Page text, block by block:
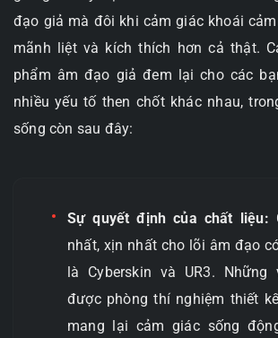
đạo giả mà đôi khi cảm giác khoái
mãnh liệt và kích thích hơn cả thật.
phẩm âm đạo giả đem lại cho các
nhiều yếu tố then chốt khác nhau,
sống còn sau đây:
Sự quyết định của chất liệu:
nhất, xịn nhất cho lõi âm đạo
là Cyberskin và UR3.
được phòng thí nghiệm thiết
mang lại cảm giác sống